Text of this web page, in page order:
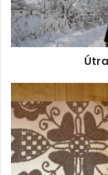
Népi
motívumok
mai
használatban